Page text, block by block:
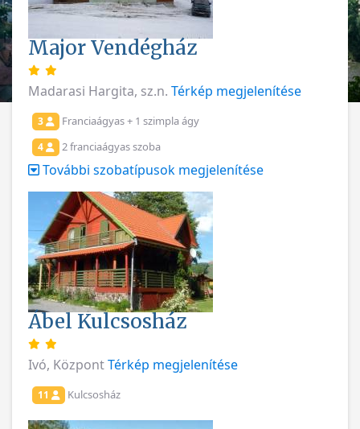
Major Vendégház
Madarasi Hargita, sz.n. Térkép megjelenítése
3 Franciaágyas + 1 szimpla ágy
4 2 franciaágyas szoba
További szobatípusok megjelenítése
Ábel Kulcsosház
Ivó, KözpontTérkép megjelenítése
11 Kulcsosház